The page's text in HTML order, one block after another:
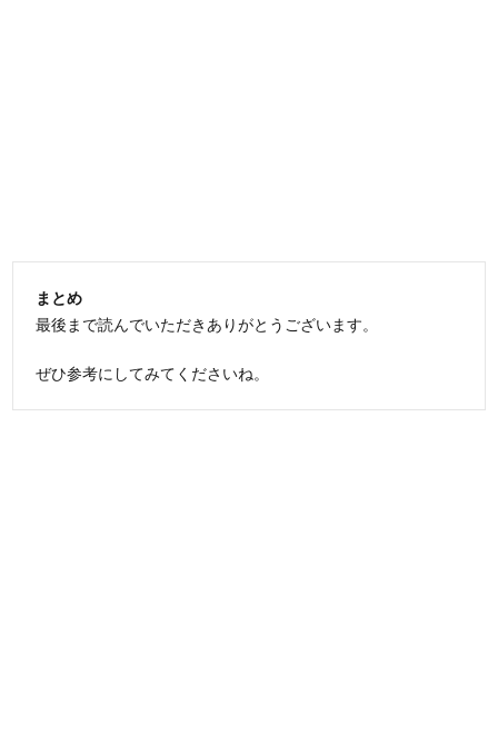
まとめ
最後まで読んでいただきありがとうございます。
ぜひ参考にしてみてくださいね。